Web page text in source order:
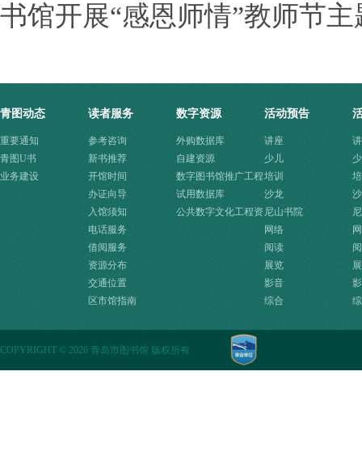
书馆开展“感恩师情”教师节
青图动态
重要通知
青图U书
业务建设
读者服务
参考咨询
新书推荐
开馆时间
办证向导
入馆须知
电话服务
借阅服务
资源分布
交通位置
区市馆指南
数字资源
外购数据库
自建资源
数字图书馆推广工程
资源
试用数据库
公共数字文化工程资
活动预告
讲座
少儿
培训
沙龙
尼山书院
网络
阅读
展览
影音
综合
COPYRIGHT © 2026 青岛市图书馆 版权所有